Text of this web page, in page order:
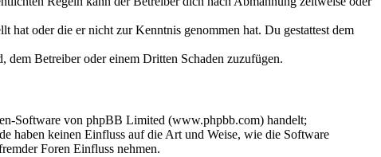
oder die er nicht zur Kenntnis genommen hat. Du gestattest dem
dem Betreiber oder einem Dritten Schaden zuzufügen.
Software von phpBB Limited (www.phpbb.com) handelt;
haben keinen Einfluss auf die Art und Weise, wie die Software
Foren Einfluss nehmen.